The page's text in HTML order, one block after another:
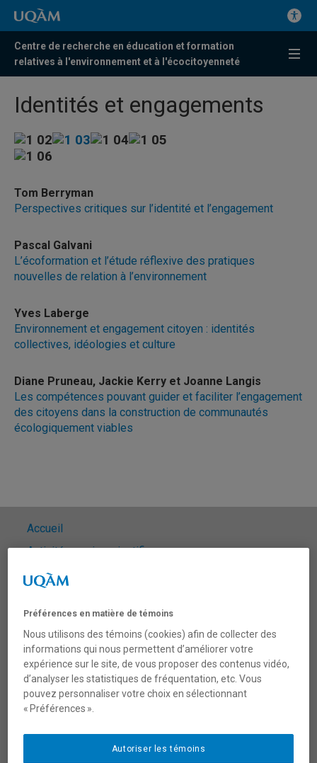
Centre de recherche en éducation et formation
relatives à l'environnement et à l'écocitoyenneté
Identités et engagements
Tom Berryman
Perspectives critiques sur l’identité et l’engagement
Pascal Galvani
L’écoformation et l’étude réflexive des pratiques
nouvelles de relation à l’environnement
Yves Laberge
Environnement et engagement citoyen : identités
collectives, idéologies et culture
Diane Pruneau, Jackie Kerry et Joanne Langis
Les compétences pouvant guider et faciliter l’engagement
des citoyens dans la construction de communautés
écologiquement viables
Accueil
Activités socio-scientifiques
Archives
Listes des nouvelles
Arts et ERE
Axe 1 –
Écocitoyenneté, justice
environnementale et
mobilisation citoyenne
Préférences en matière de témoins
Nous utilisons des témoins (cookies) afin de collecter des
informations qui nous permettent d’améliorer votre
expérience sur le site, de vous proposer des contenus vidéo,
d’analyser les statistiques de fréquentation, etc. Vous
pouvez personnaliser votre choix en sélectionnant
« Préférences ».
Autoriser les témoins